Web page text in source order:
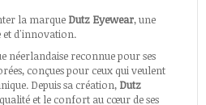
la marque Dutz Eyewear, une
et d'innovation.
néerlandaise reconnue pour ses
conçues pour ceux qui veulent
Depuis sa création, Dutz
et le confort au cœur de ses